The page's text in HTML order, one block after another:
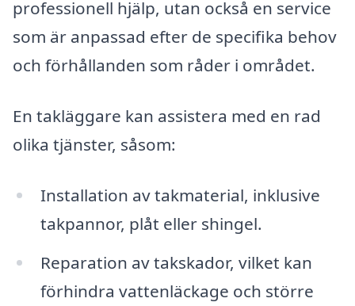
professionell hjälp, utan också en service
som är anpassad efter de specifika behov
och förhållanden som råder i området.
En takläggare kan assistera med en rad
olika tjänster, såsom:
Installation av takmaterial, inklusive
takpannor, plåt eller shingel.
Reparation av takskador, vilket kan
förhindra vattenläckage och större